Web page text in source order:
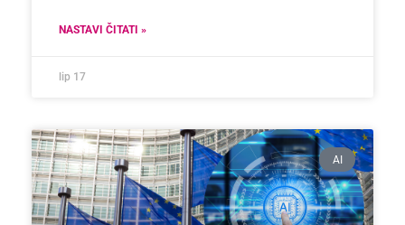
NASTAVI ČITATI »
lip 17
AI